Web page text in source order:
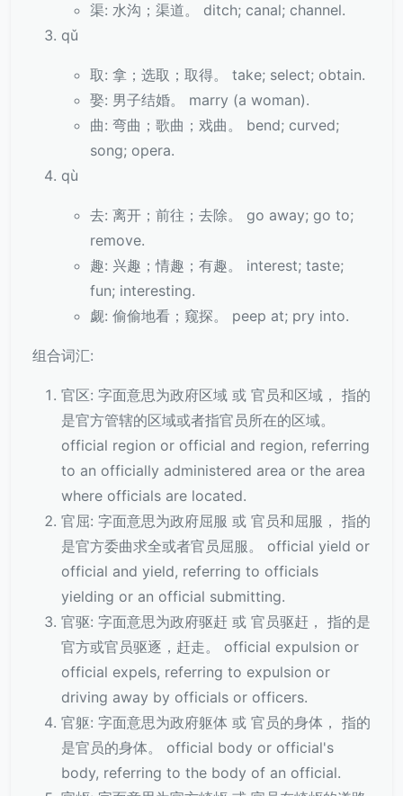
渠: 水沟；渠道。 ditch; canal; channel.
qǔ
取: 拿；选取；取得。 take; select; obtain.
娶: 男子结婚。 marry (a woman).
曲: 弯曲；歌曲；戏曲。 bend; curved;
song; opera.
qù
去: 离开；前往；去除。 go away; go to;
remove.
趣: 兴趣；情趣；有趣。 interest; taste;
fun; interesting.
觑: 偷偷地看；窥探。 peep at; pry into.
组合词汇:
官区: 字面意思为政府区域 或 官员和区域， 指的
是官方管辖的区域或者指官员所在的区域。
official region or official and region, referring
to an officially administered area or the area
where officials are located.
官屈: 字面意思为政府屈服 或 官员和屈服， 指的
是官方委曲求全或者官员屈服。 official yield or
official and yield, referring to officials
yielding or an official submitting.
官驱: 字面意思为政府驱赶 或 官员驱赶， 指的是
官方或官员驱逐，赶走。 official expulsion or
official expels, referring to expulsion or
driving away by officials or officers.
官躯: 字面意思为政府躯体 或 官员的身体， 指的
是官员的身体。 official body or official's
body, referring to the body of an official.